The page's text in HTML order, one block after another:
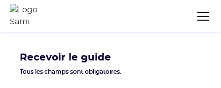
Recevoir le guide
Tous les champs sont obligatoires.